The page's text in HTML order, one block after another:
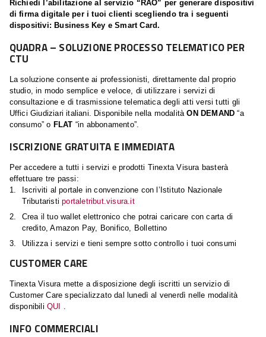
Richiedi l’abilitazione al servizio “RAO” per generare dispositivi
di firma digitale per i tuoi clienti scegliendo tra i seguenti
dispositivi: Business Key e Smart Card.
QUADRA – SOLUZIONE PROCESSO TELEMATICO PER
CTU
La soluzione consente ai professionisti, direttamente dal proprio
studio, in modo semplice e veloce, di utilizzare i servizi di
consultazione e di trasmissione telematica degli atti versi tutti gli
Uffici Giudiziari italiani. Disponibile nella modalitàON DEMAND “a
consumo” o FLAT “in abbonamento”.
ISCRIZIONE GRATUITA E IMMEDIATA
Per accedere a tutti i servizi e prodotti Tinexta Visura basterà
effettuare tre passi:
Iscriviti al portale in convenzione con l’Istituto Nazionale
Tributaristiportaletribut.visura.it
Crea il tuo wallet elettronico che potrai caricare con carta di
credito, Amazon Pay, Bonifico, Bollettino
Utilizza i servizi e tieni sempre sotto controllo i tuoi consumi
CUSTOMER CARE
Tinexta Visura mette a disposizione degli iscritti un servizio di
Customer Care specializzato dal lunedì al venerdì nelle modalità
disponibiliQUI
INFO COMMERCIALI